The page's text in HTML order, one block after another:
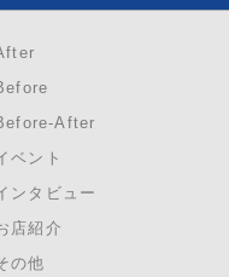
After
ベント
ンタビュー
店紹介
の他